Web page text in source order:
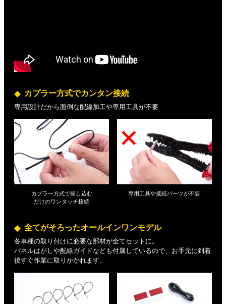
カプラー方式でカンタン接続
専用設計だから面倒な配線加工や専用工具が不要
カプラー方式で挿し込む
だけのワンタッチ接続
専用工具や接続パーツが不要
全てがそろったオールインワンモデル
各車種の取り付けに必要な部材が全てセットに。
パネルはがしや配線ガイドなども付属しているので、お手元に到着
後すぐ作業に取りかかれます。